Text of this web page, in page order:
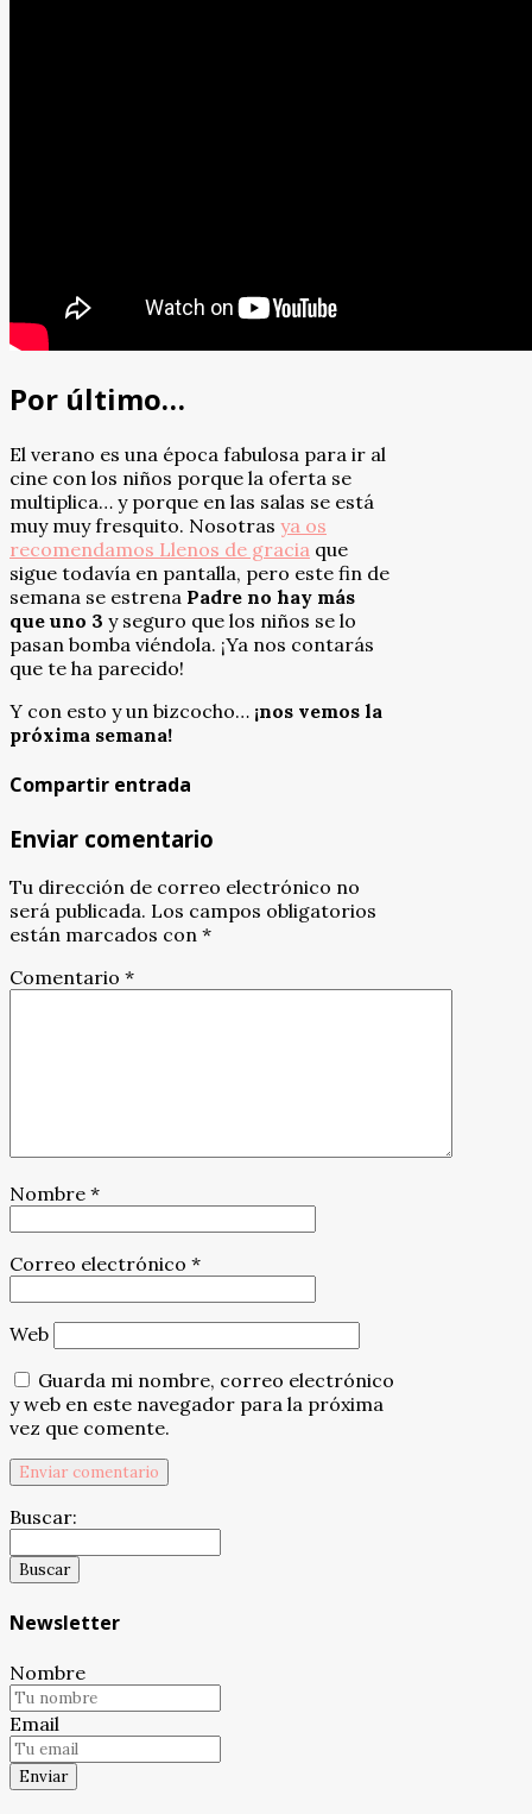
Por último…
El verano es una época fabulosa para ir al
cine con los niños porque la oferta se
multiplica… y porque en las salas se está
muy muy fresquito. Nosotras ya os
recomendamos Llenos de gracia que
sigue todavía en pantalla, pero este fin de
semana se estrena Padre no hay más
que uno 3 y seguro que los niños se lo
pasan bomba viéndola. ¡Ya nos contarás
que te ha parecido!
Y con esto y un bizcocho… ¡nos vemos la
próxima semana!
Compartir entrada
Enviar comentario
Tu dirección de correo electrónico no
será publicada. Los campos obligatorios
están marcados con *
Comentario *
Nombre *
Correo electrónico *
Web
Guarda mi nombre, correo electrónico
y web en este navegador para la próxima
vez que comente.
Buscar:
Newsletter
Nombre
Email